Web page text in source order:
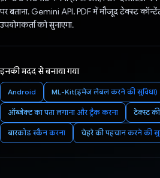
पर बताना. Gemini API, PDF में मौजूद टेक्स्ट
उपयोगकर्ता को सुनाएगा.
इनकी मदद से बनाया गया
Android ML-Kit(इमेज लेबल करने की सुविधा)
ऑब्जेक्ट का पता लगाना और ट्रैक करना टेक्स्ट
बारकोड स्कैन करना चेहरे की पहचान करने की